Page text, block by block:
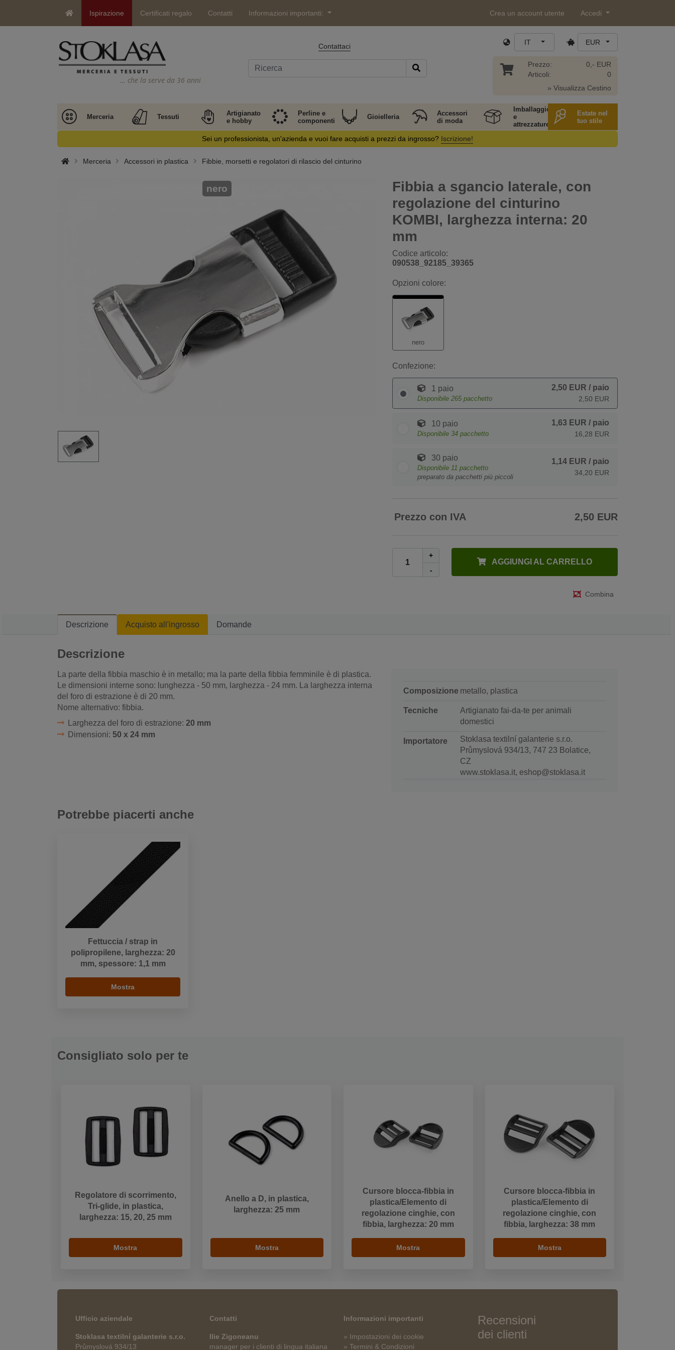
Ispirazione Certificati regalo Contatti Informazioni importanti: Crea un account utente Accedi
… che la serve da 36 anni
Contattaci IT EUR
Prezzo:
Articoli:
0,- EUR
0
» Visualizza Cestino
Merceria Tessuti
Artigianato
e hobby
Perline e
componenti
Gioielleria
Accessori
di moda
Imballaggio
e
attrezzature
Estate nel
tuo stile
Sei un professionista, un'azienda e vuoi fare acquisti a prezzi da ingrosso? Iscrizione!
Merceria Accessori in plastica Fibbie, morsetti e regolatori di rilascio del cinturino
Fibbia a sgancio laterale, con
regolazione del cinturino
KOMBI, larghezza interna: 20
mm
Codice articolo:
090538_92185_39365
nero
Opzioni colore:
nero
Confezione:
1 paio
Disponibile 265 pacchetto
2,50 EUR / paio
2,50 EUR
10 paio
Disponibile 34 pacchetto
1,63 EUR / paio
16,28 EUR
30 paio
Disponibile 11 pacchetto
preparato da pacchetti più piccoli
1,14 EUR / paio
34,20 EUR
Prezzo con IVA 2,50 EUR
+
-
AGGIUNGI AL CARRELLO
Combina
Descrizione Acquisto all'ingrosso Domande
Descrizione
La parte della fibbia maschio è in metallo; ma la parte della fibbia femminile è di plastica.
Le dimensioni interne sono: lunghezza - 50 mm, larghezza - 24 mm. La larghezza interna
del foro di estrazione è di 20 mm.
Nome alternativo: fibbia.
Larghezza del foro di estrazione: 20 mm
Dimensioni: 50 x 24 mm
Composizione metallo, plastica
Tecniche
Artigianato fai-da-te per animali
domestici
Importatore
Stoklasa textilní galanterie s.r.o.
Průmyslová 934/13, 747 23 Bolatice,
CZ
www.stoklasa.it, eshop@stoklasa.it
Potrebbe piacerti anche
Fettuccia / strap in
polipropilene, larghezza: 20
mm, spessore: 1,1 mm
Mostra
Consigliato solo per te
Regolatore di scorrimento,
Tri-glide, in plastica,
larghezza: 15, 20, 25 mm
Mostra
Anello a D, in plastica,
larghezza: 25 mm
Mostra
Cursore blocca-fibbia in
plastica/Elemento di
regolazione cinghie, con
fibbia, larghezza: 20 mm
Mostra
Cursore blocca-fibbia in
plastica/Elemento di
regolazione cinghie, con
fibbia, larghezza: 38 mm
Mostra
Ufficio aziendale
Stoklasa textilní galanterie s.r.o.
Průmyslová 934/13
Contatti
Ilie Zigoneanu
manager per i clienti di lingua italiana
Informazioni importanti
» Impostazioni dei cookie
» Termini & Condizioni
Recensioni
dei clienti